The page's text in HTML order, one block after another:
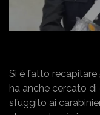
Si è fatto
ha anche cercato
sfuggito ai